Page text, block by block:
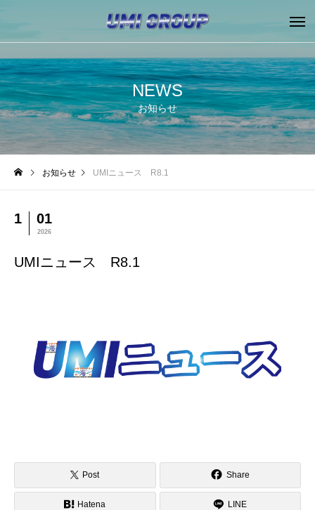
NEWS
お知らせ
お知らせ UMIニュース R8.1
1 01
2026
UMIニュース R8.1
Post Share
Hatena LINE